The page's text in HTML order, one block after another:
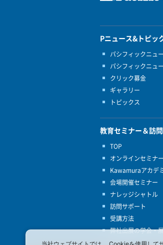
Pニュース&トピッ
パシフィックニュ
パシフィックニュ
クリック募金
ギャラリー
トピックス
教育セミナー＆訪
TOP
オンラインセミナー
Kawamuraアカデ
会場開催セミナー
ナレッジシャトル
訪問サポート
受講方法
弊社出展の学会・